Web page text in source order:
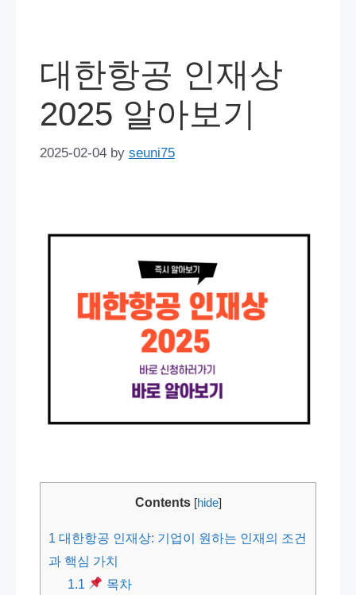
대한항공 인재상
2025 알아보기
2025-02-04 by seuni75
Contents [hide]
1 대한항공 인재상: 기업이 원하는 인재의 조건
과 핵심 가치
1.1
목차